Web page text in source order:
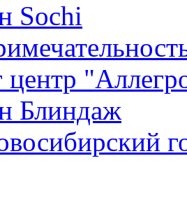
Sochi
центр
Блиндаж